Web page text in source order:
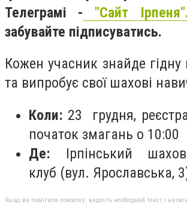
Телеграмі - "Сайт
забувайте підписуватись.
Кожен учасник знайде гідну
та випробує свої шахові
Коли: 23 грудня,
початок змагань о 10:00
Де: Ірпінський
клуб (вул. Ярославська,
Якщо ви помітили помилку, виділіть необхідний текст і